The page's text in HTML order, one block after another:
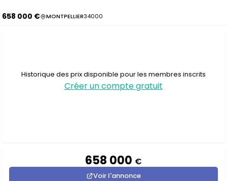
658 000 € MONTPELLIER34000
Historique des prix disponible pour les membres inscrits
Créer un compte gratuit
658 000 €
Voir l'annonce